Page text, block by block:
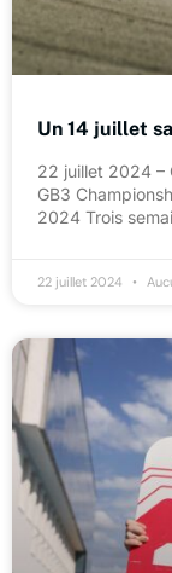
Un 14 juillet
22 juillet 2024 –
GB3
2024 Trois
22 juillet 2024